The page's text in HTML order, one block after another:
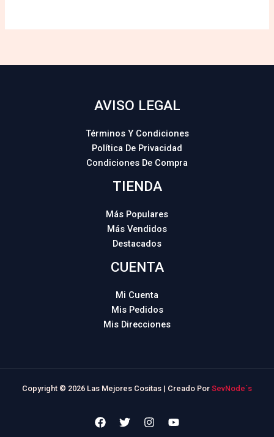
AVISO LEGAL
Términos Y Condiciones
Política De Privacidad
Condiciones De Compra
TIENDA
Más Populares
Más Vendidos
Destacados
CUENTA
Mi Cuenta
Mis Pedidos
Mis Direcciones
Copyright © 2026 Las Mejores Cositas | Creado Por SevNode´s